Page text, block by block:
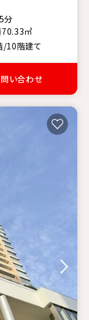
分
70.33㎡
/10階建て
い合わせ